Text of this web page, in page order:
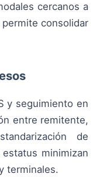
cercanos a
consolidar
y seguimiento en
entre remitente,
de
minimizan
terminales.